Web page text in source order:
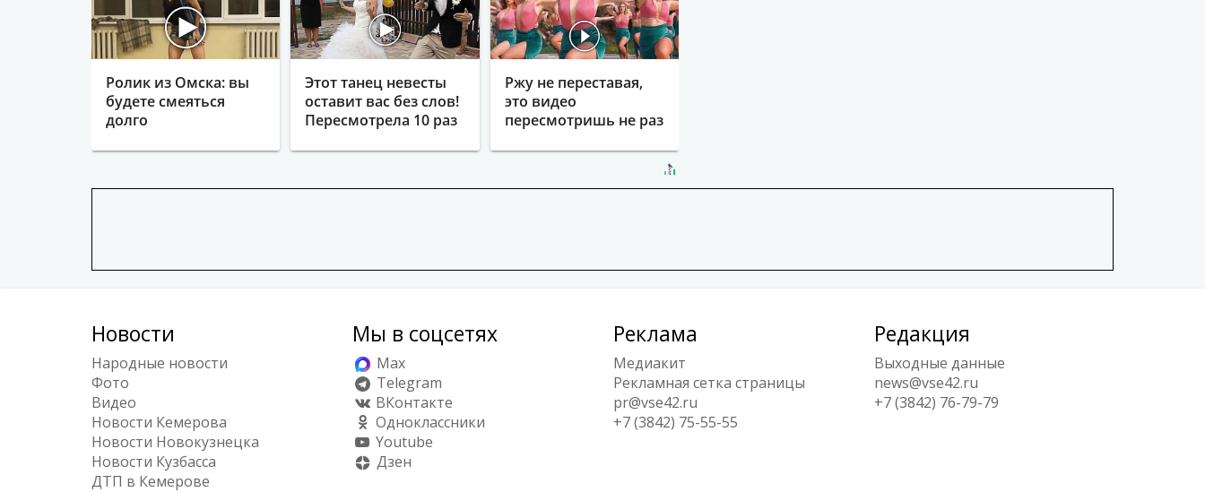
Ролик из Омска: вы
будете смеяться
долго
Этот танец невесты
оставит вас без слов!
Пересмотрела 10 раз
Ржу не переставая,
это видео
пересмотришь не раз
Новости
Народные новости
Фото
Видео
Новости Кемерова
Новости Новокузнецка
Новости Кузбасса
ДТП в Кемерове
Мы в соцсетях
Max
Telegram
ВКонтакте
Одноклассники
Youtube
Дзен
Реклама
Медиакит
Рекламная сетка страницы
pr@vse42.ru
+7 (3842) 75-55-55
Редакция
Выходные данные
news@vse42.ru
+7 (3842) 76-79-79